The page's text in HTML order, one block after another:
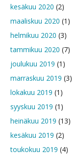
kesäkuu 2020 (2)
maaliskuu 2020 (1)
helmikuu 2020 (3)
tammikuu 2020 (7)
joulukuu 2019 (1)
marraskuu 2019 (3)
lokakuu 2019 (1)
syyskuu 2019 (1)
heinäkuu 2019 (13)
kesäkuu 2019 (2)
toukokuu 2019 (4)